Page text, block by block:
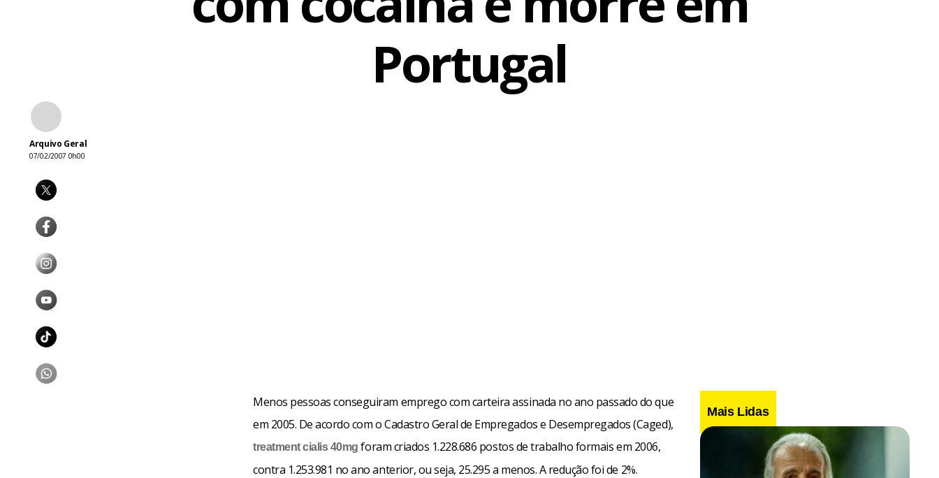
Portugal
Arquivo Geral
07/02/2007 0h00
Menos pessoas conseguiram emprego com carteira assinada no ano passado do que
em 2005. De acordo com o Cadastro Geral de Empregados e Desempregados (Caged),
treatment cialis 40mg foram criados 1.228.686 postos de trabalho formais em 2006,
contra 1.253.981 no ano anterior, ou seja, 25.295 a menos. A redução foi de 2%.
Mais Lidas